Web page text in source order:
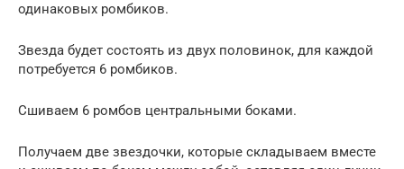
одинаковых ромбиков.
Звезда будет состоять из двух половинок, для каждой
потребуется 6 ромбиков.
Сшиваем 6 ромбов центральными боками.
Получаем две звездочки, которые складываем вместе